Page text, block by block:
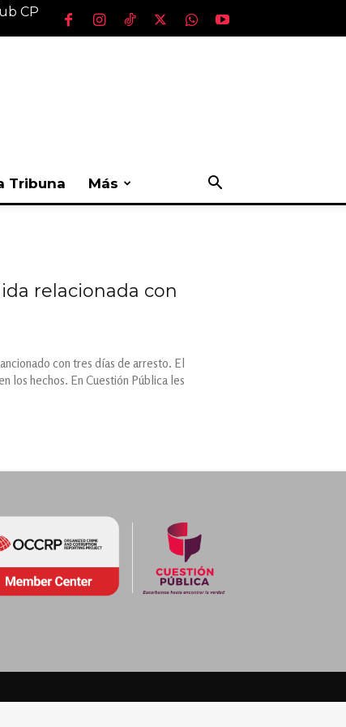
CP
Tribuna Más
relacionada con
con tres días de arresto. El
los hechos. En Cuestión Pública les